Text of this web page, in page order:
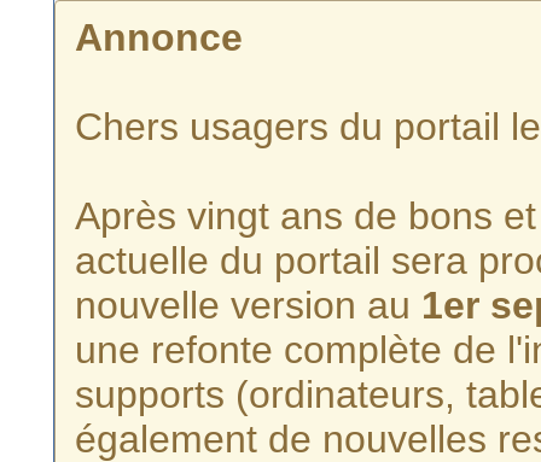
Annonce
Chers usagers du portail
Après vingt ans de bons
actuelle du portail sera
nouvelle version au 1er
une refonte complète de
supports (ordinateurs,
également de nouvelles